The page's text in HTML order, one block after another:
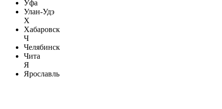
Уфа
Улан-Удэ
Х
Хабаровск
Ч
Челябинск
Чита
Я
Ярославль